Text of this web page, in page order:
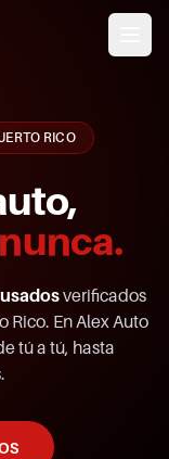
RICO
usadosverificados
Rico. En Alex Auto
tú a tú, hasta